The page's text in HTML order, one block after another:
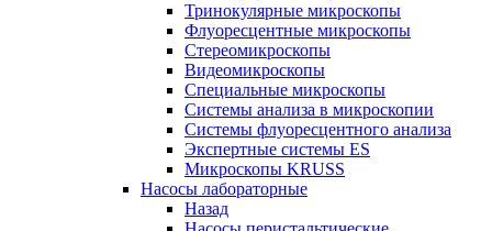
Тринокулярные микроскопы
Флуоресцентные микроскопы
Стереомикроскопы
Видеомикроскопы
Специальные микроскопы
Системы анализа в микроскопии
Системы флуоресцентного анализа
Экспертные системы ES
Микроскопы KRUSS
Насосы лабораторные
Назад